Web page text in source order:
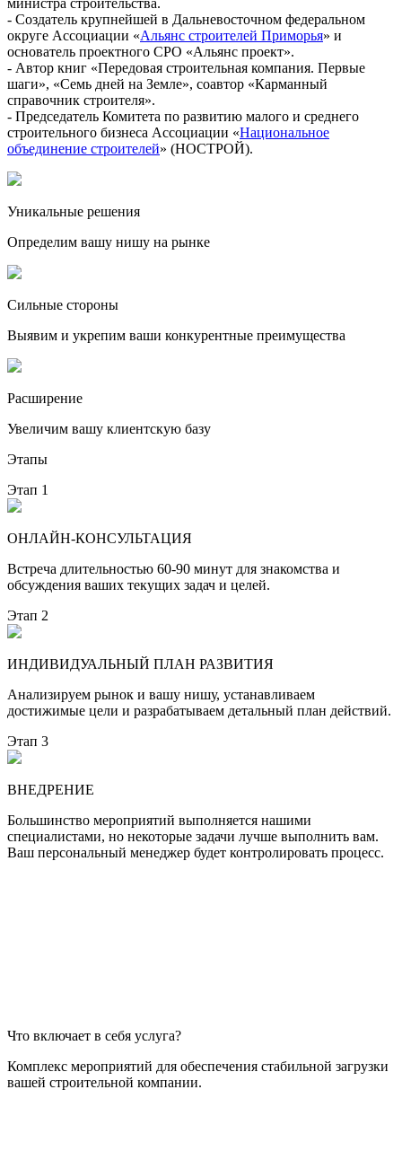
- Создатель крупнейшей в Дальневосточном федеральном
округе Ассоциации «Альянс строителей Приморья» и
основатель проектного СРО «Альянс проект».
- Автор книг «Передовая строительная компания. Первые
шаги», «Семь дней на Земле», соавтор «Карманный
справочник строителя».
- Председатель Комитета по развитию малого и среднего
строительного бизнеса Ассоциации «Национальное
объединение строителей» (НОСТРОЙ).
Уникальные решения
Определим вашу нишу на рынке
Сильные стороны
Выявим и укрепим ваши конкурентные преимущества
Расширение
Увеличим вашу клиентскую базу
Этапы
Этап 1
ОНЛАЙН-КОНСУЛЬТАЦИЯ
Встреча длительностью 60-90 минут для знакомства и
обсуждения ваших текущих задач и целей.
Этап 2
ИНДИВИДУАЛЬНЫЙ ПЛАН РАЗВИТИЯ
Анализируем рынок и вашу нишу, устанавливаем
достижимые цели и разрабатываем детальный план действий.
Этап 3
ВНЕДРЕНИЕ
Большинство мероприятий выполняется нашими
специалистами, но некоторые задачи лучше выполнить вам.
Ваш персональный менеджер будет контролировать процесс.
Что включает в себя услуга?
Комплекс мероприятий для обеспечения стабильной загрузки
вашей строительной компании.